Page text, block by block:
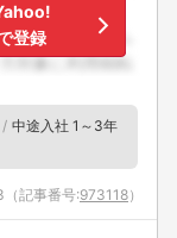
登録
中途入社 1～3年
（記事番号:973118）